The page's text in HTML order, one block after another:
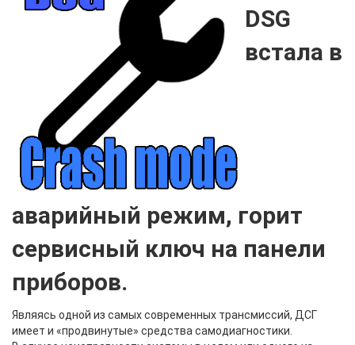
DSG
встала в
аварийный режим, горит
сервисный ключ на панели
приборов.
Являясь одной из самых современных трансмиссий, ДСГ
имеет и «продвинутые» средства самодиагностики.